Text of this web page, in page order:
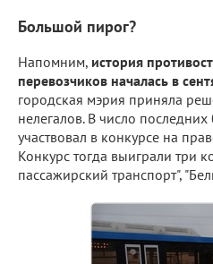
Большой пирог?
Напомним, история
перевозчиков началась в
городская мэрия приняла
нелегалов. В число
участвовал в конкурсе на
Конкурс тогда выиграли три
пассажирский транспорт",